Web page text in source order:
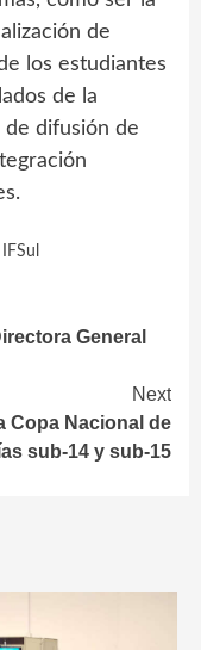
de
los estudiantes
de la
difusión de
IFSul
General
Next
Copa Nacional de
sub-14 y sub-15